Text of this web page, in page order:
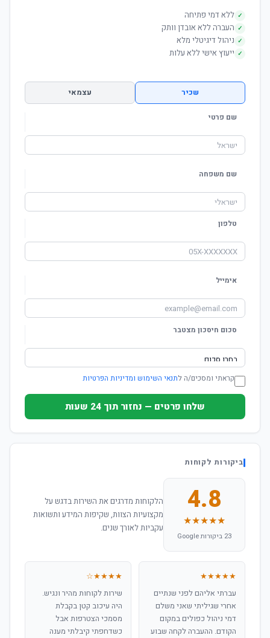
✓ ללא דמי פתיחה
✓ העברה ללא אובדן וותק
✓ ניהול דיגיטלי מלא
✓ ייעוץ אישי ללא עלות
שכיר עצמאי
שם פרטי
שם משפחה
טלפון
אימייל
סכום חיסכון מצטבר
קראתי ומסכים/ה לתנאי השימוש ומדיניות הפרטיות
שלחו פרטים — נחזור תוך 24 שעות
ביקורות לקוחות
4.8
★★★★★
23 ביקורות Google
הלקוחות מדרגים את השירות בדגש על
מקצועיות הצוות, שקיפות המידע ותשואות
עקביות לאורך שנים.
★★★★★
עברתי אליהם לפני שנתיים
אחרי שגיליתי שאני משלם
דמי ניהול כפולים במקום
הקודם. ההעברה לקחה שבוע
★★★★☆
שירות לקוחות מהיר ונגיש.
היה עיכוב קטן בקבלת
מסמכי הצטרפות אבל
כשדחפתי קיבלתי מענה